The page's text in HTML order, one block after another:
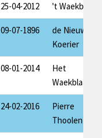
25-04-2012 't Waekblaad
09-07-1896
de Nieuwe
Koerier
08-01-2014
Het
Waekblaad
24-02-2016
Pierre
Thoolen